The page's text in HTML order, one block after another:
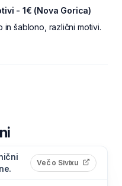
- 1€ (Nova Gorica)
in šablono, različni motivi.
Več o Sivixu (odpre